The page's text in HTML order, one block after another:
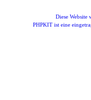
Diese Website
PHPKIT ist eine